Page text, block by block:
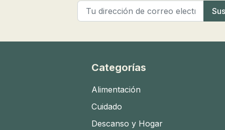
Categorías
Alimentación
Cuidado
Descanso y Hogar